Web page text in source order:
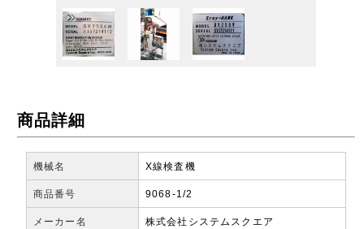
商品詳細
機械名 X線検査機
商品番号 9068-1/2
メーカー名 株式会社システムスクエア